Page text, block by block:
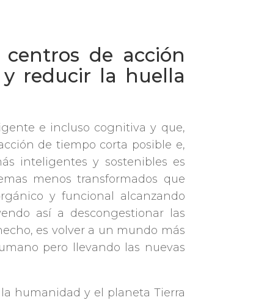
de acción
reducir la huella
e incluso cognitiva y que,
de tiempo corta posible e,
inteligentes y sostenibles es
menos transformados que
y funcional alcanzando
así a descongestionar las
es volver a un mundo más
pero llevando las nuevas
humanidad y el planeta Tierra